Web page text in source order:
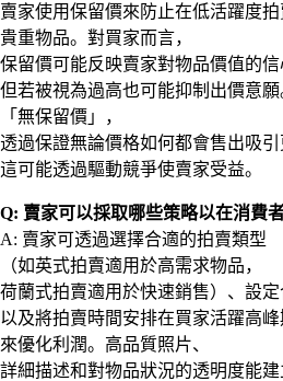
賣家使用保留價來防止在低活躍度
貴重物品。對買家而言，
保留價可能反映賣家對物品價值的信
但若被視為過高也可能抑制出價意
「無保留價」，
透過保證無論價格如何都會售出吸引
這可能透過驅動競爭使賣家受益。
Q: 賣家可以採取哪些策略以在消費
A: 賣家可透過選擇合適的拍賣類型
（如英式拍賣適用於高需求物品，
荷蘭式拍賣適用於快速銷售）、設定
以及將拍賣時間安排在買家活躍高峰
來優化利潤。高品質照片、
詳細描述和對物品狀況的透明度能建